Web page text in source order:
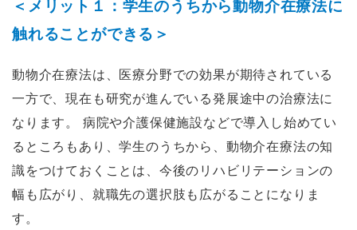
＜メリット１：学生のうちから動物介在療法に
触れることができる＞
動物介在療法は、医療分野での効果が期待されている
一方で、現在も研究が進んでいる発展途中の治療法に
なります。 病院や介護保健施設などで導入し始めてい
るところもあり、学生のうちから、動物介在療法の知
識をつけておくことは、今後のリハビリテーションの
幅も広がり、就職先の選択肢も広がることになりま
す。